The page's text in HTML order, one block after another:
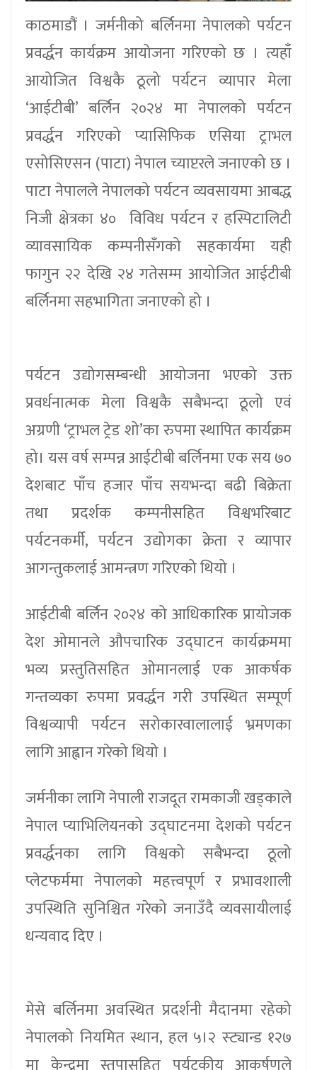
काठमाडौं । जर्मनीको बर्लिनमा नेपालको पर्यटन
प्रवर्द्धन कार्यक्रम आयोजना गरिएको छ । त्यहाँ
आयोजित विश्वकै ठूलो पर्यटन व्यापार मेला
‘आईटीबी’ बर्लिन २०२४ मा नेपालको पर्यटन
प्रवर्द्धन गरिएको प्यासिफिक एसिया ट्राभल
एसोसिएसन (पाटा) नेपाल च्याप्टरले जनाएको छ ।
पाटा नेपालले नेपालको पर्यटन व्यवसायमा आबद्ध
निजी क्षेत्रका ४० विविध पर्यटन र हस्पिटालिटी
व्यावसायिक कम्पनीसँगको सहकार्यमा यही
फागुन २२ देखि २४ गतेसम्म आयोजित आईटीबी
बर्लिनमा सहभागिता जनाएको हो ।
पर्यटन उद्योगसम्बन्धी आयोजना भएको उक्त
प्रवर्धनात्मक मेला विश्वकै सबैभन्दा ठूलो एवं
अग्रणी ‘ट्राभल ट्रेड शो’का रुपमा स्थापित कार्यक्रम
हो। यस वर्ष सम्पन्न आईटीबी बर्लिनमा एक सय ७०
देशबाट पाँच हजार पाँच सयभन्दा बढी बिक्रेता
तथा प्रदर्शक कम्पनीसहित विश्वभरिबाट
पर्यटनकर्मी, पर्यटन उद्योगका क्रेता र व्यापार
आगन्तुकलाई आमन्त्रण गरिएको थियो ।
आईटीबी बर्लिन २०२४ को आधिकारिक प्रायोजक
देश ओमानले औपचारिक उद्घाटन कार्यक्रममा
भव्य प्रस्तुतिसहित ओमानलाई एक आकर्षक
गन्तव्यका रुपमा प्रवर्द्धन गरी उपस्थित सम्पूर्ण
विश्वव्यापी पर्यटन सरोकारवालालाई भ्रमणका
लागि आह्वान गरेको थियो ।
जर्मनीका लागि नेपाली राजदूत रामकाजी खड्काले
नेपाल प्याभिलियनको उद्घाटनमा देशको पर्यटन
प्रवर्द्धनका लागि विश्वको सबैभन्दा ठूलो
प्लेटफर्ममा नेपालको महत्त्वपूर्ण र प्रभावशाली
उपस्थिति सुनिश्चित गरेको जनाउँदै व्यवसायीलाई
धन्यवाद दिए ।
मेसे बर्लिनमा अवस्थित प्रदर्शनी मैदानमा रहेको
नेपालको नियमित स्थान, हल ५।२ स्ट्यान्ड १२७